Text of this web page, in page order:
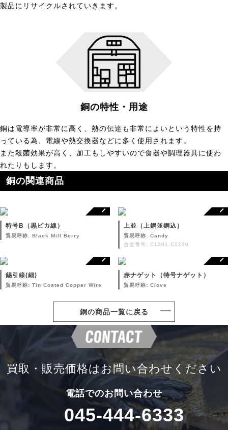
製品にリサイクルされていきます。
銅の特性・用途
銅は電導率が非常に高く、熱の伝達も非常によいという特性を持
っている為、電線や熱交換器などに多く使用されます。
また殺菌効果が高く、加工もしやすいので食器や調理器具に使わ
れたりもします。
銅の関連商品
特号B（黒ピカ線）
貿易呼称: Black Mill Berry
上並（上銅並銅込）
貿易呼称: Candy
合金番号: C1201,C1220
錫引線(細)
貿易呼称: Tin Coated Copper Wire
赤ナゲット（特号ナゲット）
貿易呼称: Clove
銅の商品一覧に戻る
買取・販売価格はお問い合わせください
電話でのお問い合わせ
045-444-6333